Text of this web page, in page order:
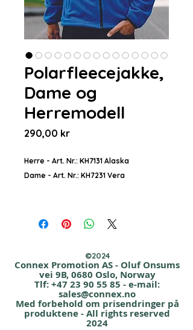
Polarfleecejakke,
Dame og
Herremodell
290,00 krPris
Herre - Art. Nr.: KH7131 Alaska
Dame - Art. Nr.: KH7231 Vera
antipill polarfleece.
Farger: Sort, Mørkrød, Marineblå,
Kongeblå,
Grå, Safetyyellow, Safetyorange,
Safetygreen
©2024
Connex Promotion AS - Oluf Onsums
vei 9B, 0680 Oslo, Norway
Tlf:+47 23 90 55 85 - e-mail:
sales@connex.no
Med forbehold om prisendringer på
produktene - All rights reserved
2024